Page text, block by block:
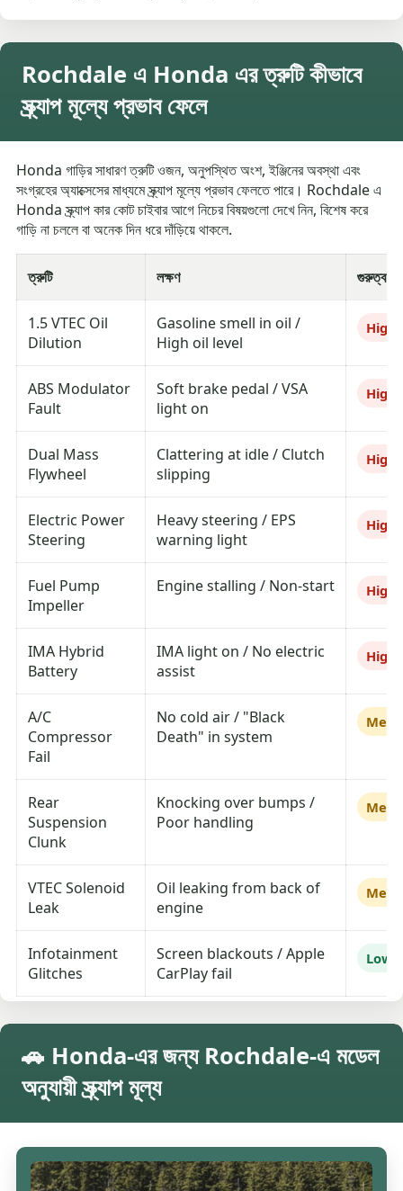
Rochdale এ Honda এর ত্রুটি কীভাবে
স্ক্র্যাপ মূল্যে প্রভাব ফেলে
Honda গাড়ির সাধারণ ত্রুটি ওজন, অনুপস্থিত অংশ, ইঞ্জিনের অবস্থা এবং
সংগ্রহের অ্যাক্সেসের মাধ্যমে স্ক্র্যাপ মূল্যে প্রভাব ফেলতে পারে। Rochdale এ
Honda স্ক্র্যাপ কার কোট চাইবার আগে নিচের বিষয়গুলো দেখে নিন, বিশেষ করে
গাড়ি না চললে বা অনেক দিন ধরে দাঁড়িয়ে থাকলে.
ত্রুটি লক্ষণ গুরুত্ব
1.5 VTEC Oil
Dilution
Gasoline smell in oil /
High oil level
High
ABS Modulator
Fault
Soft brake pedal / VSA
light on
High
Dual Mass
Flywheel
Clattering at idle / Clutch
slipping
High
Electric Power
Steering
Heavy steering / EPS
warning light
High
Fuel Pump
Impeller
Engine stalling / Non-start High
IMA Hybrid
Battery
IMA light on / No electric
assist
High
A/C
Compressor
Fail
No cold air / "Black
Death" in system
Rear
Suspension
Clunk
Knocking over bumps /
Poor handling
VTEC Solenoid
Leak
Oil leaking from back of
engine
Infotainment
Glitches
Screen blackouts / Apple
CarPlay fail
Low
🚗 Honda-এর জন্য Rochdale-এ মডেল
অনুযায়ী স্ক্র্যাপ মূল্য